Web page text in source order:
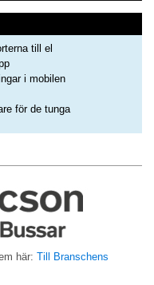
till el
i mobilen
för de tunga
här: Till Branschens